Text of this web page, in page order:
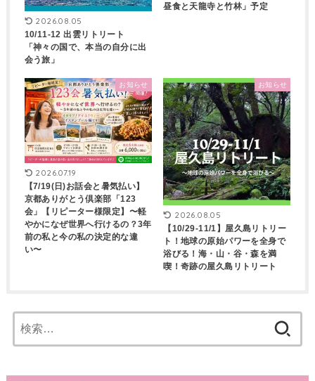
2026.08.05
10/11-12 出雲リトリート
「神々の国で、本当の自分に出
会う旅」
昼食と天龍寺と竹林」予定
お知らせ
2026.07.19
【7/19(日)お話会と暑気払い】
京都ありがとう倶楽部「123
会」【リピーター様限定】〜軽
やかになぜ世界へ行けるの？3年
前の私と今の私の決定的な違
い〜
お知らせ
2026.08.05
【10/29-11/1】屋久島リトリー
ト！地球の原始パワーを全身で
浴びる！海・山・谷・森を満
喫！奇跡の屋久島リトリート
索: